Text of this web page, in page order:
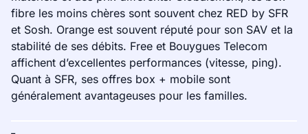
fibre les moins chères sont souvent chez RED by SFR
et Sosh. Orange est souvent réputé pour son SAV et la
stabilité de ses débits. Free et Bouygues Telecom
affichent d’excellentes performances (vitesse, ping).
Quant à SFR, ses offres box + mobile sont
généralement avantageuses pour les familles.